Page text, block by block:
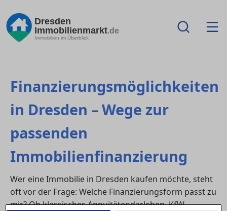
Dresden
Immobilienmarkt.de
Immobilien im Überblick
Finanzierungsmöglichkeiten
in Dresden – Wege zur
passenden
Immobilienfinanzierung
Wer eine Immobilie in Dresden kaufen möchte, steht
oft vor der Frage: Welche Finanzierungsform passt zu
mir? Ob klassisches Annuitätendarlehen, KfW-